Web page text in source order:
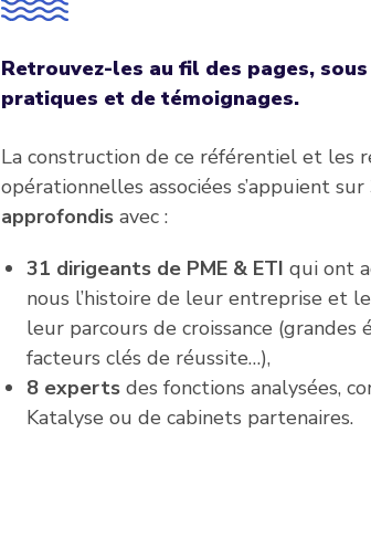
Retrouvez-les au fil des pages,
pratiques et de témoignages.
La construction de ce référentiel et les
opérationnelles associées s’appuient sur
approfondis avec :
31 dirigeants de PME & ETI qui ont
nous l’histoire de leur entreprise et
leur parcours de croissance (grandes
facteurs clés de réussite…),
8 experts des fonctions analysées,
Katalyse ou de cabinets partenaires.